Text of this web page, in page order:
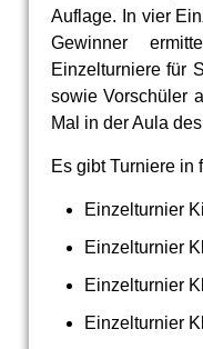
Auflage. In vier
Gewinner
Einzelturniere für
sowie Vorschüler
Mal in der Aula
Es gibt Turniere in
Einzelturnier
Einzelturnier
Einzelturnier
Einzelturnier